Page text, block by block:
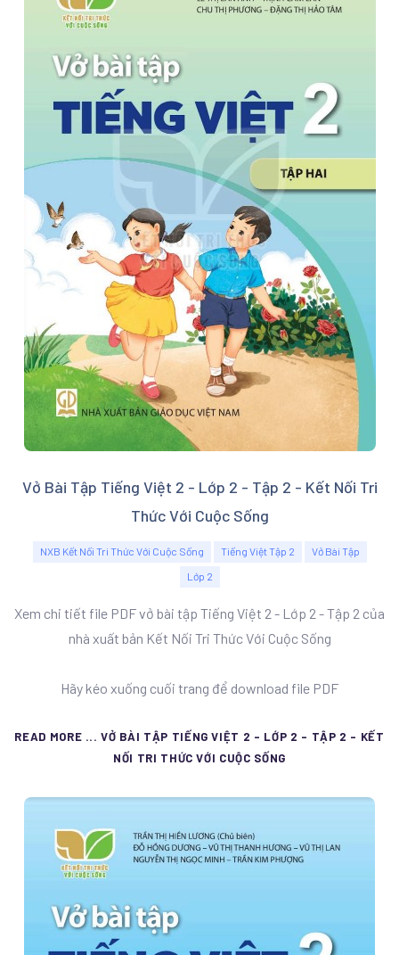
Vở Bài Tập Tiếng Việt 2 - Lớp 2 - Tập 2 - Kết Nối Tri
Thức Với Cuộc Sống
NXB Kết Nối Tri Thức Với Cuộc Sống Tiếng Việt Tập 2
Vở Bài Tập
Lớp 2
Xem chi tiết file PDF vở bài tập Tiếng Việt 2 - Lớp 2 - Tập 2 của
nhà xuất bản Kết Nối Tri Thức Với Cuộc Sống
Hãy kéo xuống cuối trang để download file PDF
READ MORE ... VỞ BÀI TẬP TIẾNG VIỆT 2 - LỚP 2 - TẬP 2 - KẾT
NỐI TRI THỨC VỚI CUỘC SỐNG